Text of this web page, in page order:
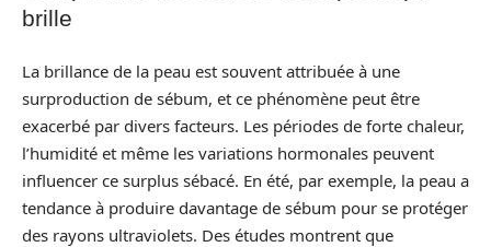
brille
La brillance de la peau est souvent attribuée à une
surproduction de sébum, et ce phénomène peut être
exacerbé par divers facteurs. Les périodes de forte chaleur,
l’humidité et même les variations hormonales peuvent
influencer ce surplus sébacé. En été, par exemple, la peau a
tendance à produire davantage de sébum pour se protéger
des rayons ultraviolets. Des études montrent que